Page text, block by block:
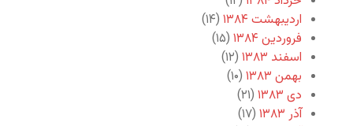
اردیبهشت ۱۳۸۴
(۱۴)
فروردین ۱۳۸۴
(۱۵)
اسفند ۱۳۸۳
(۱۲)
بهمن ۱۳۸۳
(۱۰)
دی ۱۳۸۳
(۲۱)
آذر ۱۳۸۳
(۱۷)